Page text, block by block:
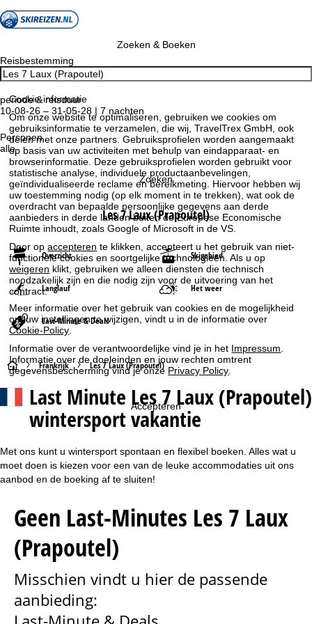
Cookie-informatie
Om onze website te optimaliseren, gebruiken we cookies om
gebruiksinformatie te verzamelen, die wij, TravelTrex GmbH, ook
delen met onze partners. Gebruiksprofielen worden aangemaakt
op basis van uw activiteiten met behulp van eindapparaat- en
browserinformatie. Deze gebruiksprofielen worden gebruikt voor
statistische analyse, individuele productaanbevelingen,
geïndividualiseerde reclame en bereikmeting. Hiervoor hebben wij
uw toestemming nodig (op elk moment in te trekken), wat ook de
overdracht van bepaalde persoonlijke gegevens aan derde
aanbieders in derde landen buiten de Europese Economische
Ruimte inhoudt, zoals Google of Microsoft in de VS.
Door opaccepteren te klikken, accepteert u het gebruik van niet-
functionele cookies en soortgelijke technologieën. Als u op
weigeren klikt, gebruiken we alleen diensten die technisch
noodzakelijk zijn en die nodig zijn voor de uitvoering van het
contract.
Meer informatie over het gebruik van cookies en de mogelijkheid
om uw instellingen te wijzigen, vindt u in de informatie over
Cookie-Policy
Informatie over de verantwoordelijke vind je in het Impressum
Informatie over de doeleinden en jouw rechten omtrent
gegevensbescherming vind je onze Privacy Policy
Accepteren
Zoeken & Boeken
Reisbestemming
periode & reisduur
10-08-26 – 31-05-28 | 7 nachten
Personen
alle
Zoeken
Les 7 Laux (Prapoutel)
Overzicht Skigebied
Langlauf Het weer
Last-Minute & Deals
S
r
t
n
Frankrijk Les 7 Laux (Prapoutel)
Last Minute Les 7 Laux (Prapoutel)
wintersport vakantie
Met ons kunt u wintersport spontaan en flexibel boeken. Alles wat u
moet doen is kiezen voor een van de leuke accommodaties uit ons
aanbod en de boeking af te sluiten!
Geen Last-Minutes Les 7 Laux
(Prapoutel)
Misschien vindt u hier de passende
aanbieding: